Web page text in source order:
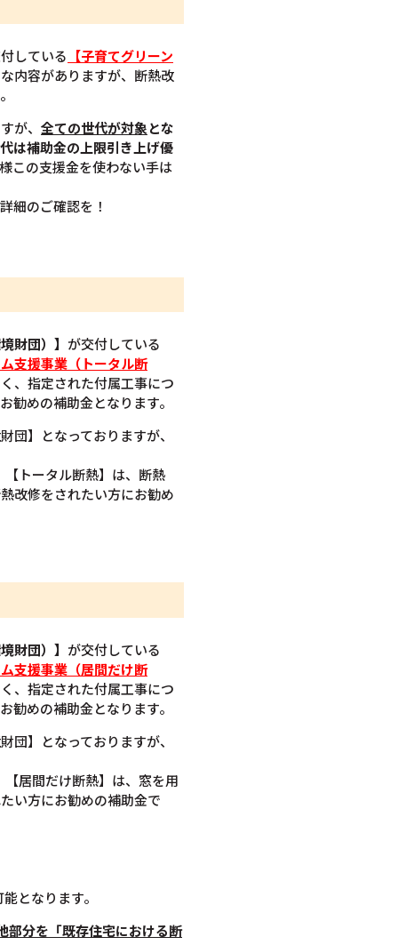
している 【子育てグリーン
内容がありますが、断熱改
が、 全ての世代が対象とな
は補助金の上限引き上げ優
この支援金を使わない手は
細のご確認を！
財団）】 が交付している
支援事業（トータル断
、指定された付属工事につ
勧めの補助金となります。
団】となっておりますが、
トータル断熱】は、断熱
改修をされたい方にお勧め
財団）】 が交付している
支援事業（居間だけ断
、指定された付属工事につ
勧めの補助金となります。
団】となっておりますが、
居間だけ断熱】は、窓を用
い方にお勧めの補助金で
となります。
部分を「既存住宅における断